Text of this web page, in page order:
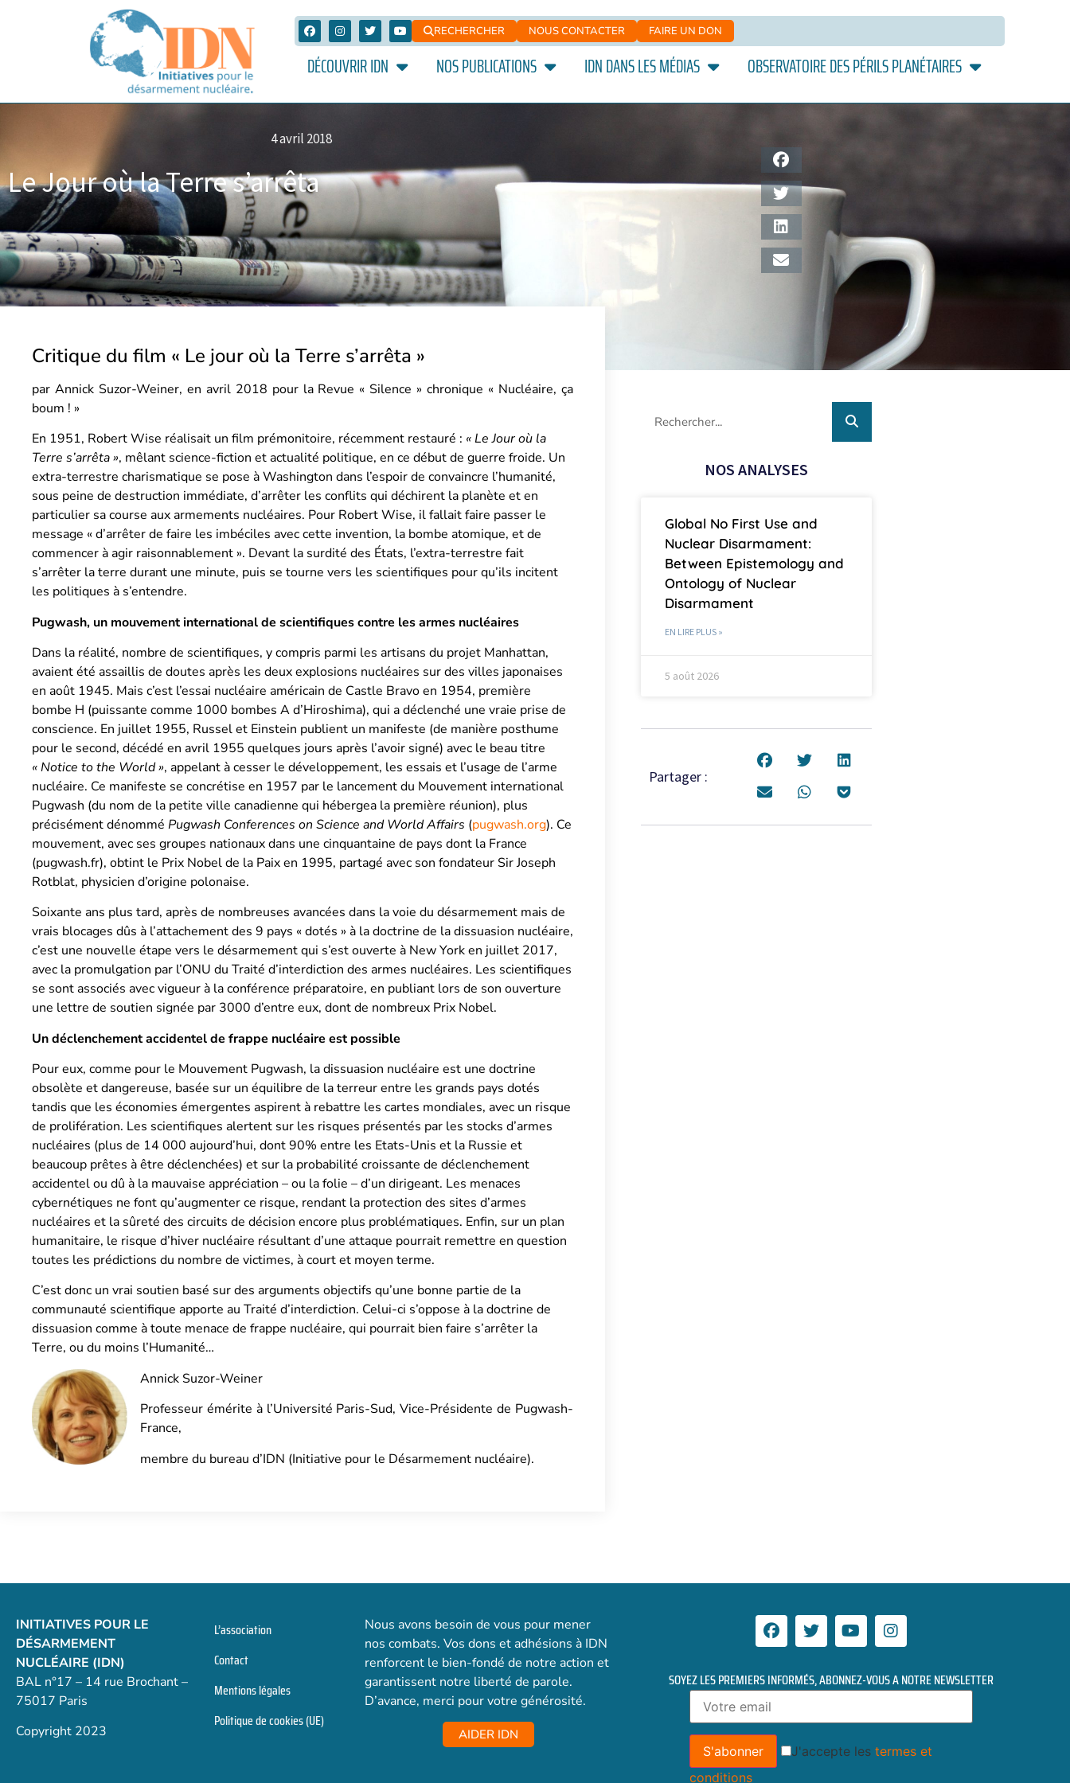
RECHERCHER NOUS CONTACTER FAIRE UN DON
DÉCOUVRIR IDN NOS PUBLICATIONS IDN DANS LES MÉDIAS OBSERVATOIRE DES PÉRILS PLANÉTAIRES
4 avril 2018
Le Jour où la Terre s’arrêta
Critique du film « Le jour où la Terre s’arrêta »
par Annick Suzor-Weiner, en avril 2018 pour la Revue « Silence » chronique « Nucléaire, ça
boum ! »
En 1951, Robert Wise réalisait un film prémonitoire, récemment restauré : « Le Jour où la
Terre s’arrêta », mêlant science-fiction et actualité politique, en ce début de guerre froide. Un
extra-terrestre charismatique se pose à Washington dans l’espoir de convaincre l’humanité,
sous peine de destruction immédiate, d’arrêter les conflits qui déchirent la planète et en
particulier sa course aux armements nucléaires. Pour Robert Wise, il fallait faire passer le
message « d’arrêter de faire les imbéciles avec cette invention, la bombe atomique, et de
commencer à agir raisonnablement ». Devant la surdité des États, l’extra-terrestre fait
s’arrêter la terre durant une minute, puis se tourne vers les scientifiques pour qu’ils incitent
les politiques à s’entendre.
Pugwash, un mouvement international de scientifiques contre les armes nucléaires
Dans la réalité, nombre de scientifiques, y compris parmi les artisans du projet Manhattan,
avaient été assaillis de doutes après les deux explosions nucléaires sur des villes japonaises
en août 1945. Mais c’est l’essai nucléaire américain de Castle Bravo en 1954, première
bombe H (puissante comme 1000 bombes A d’Hiroshima), qui a déclenché une vraie prise de
conscience. En juillet 1955, Russel et Einstein publient un manifeste (de manière posthume
pour le second, décédé en avril 1955 quelques jours après l’avoir signé) avec le beau titre
« Notice to the World », appelant à cesser le développement, les essais et l’usage de l’arme
nucléaire. Ce manifeste se concrétise en 1957 par le lancement du Mouvement international
Pugwash (du nom de la petite ville canadienne qui hébergea la première réunion), plus
précisément dénommé Pugwash Conferences on Science and World Affairs (pugwash.org). Ce
mouvement, avec ses groupes nationaux dans une cinquantaine de pays dont la France
(pugwash.fr), obtint le Prix Nobel de la Paix en 1995, partagé avec son fondateur Sir Joseph
Rotblat, physicien d’origine polonaise.
Soixante ans plus tard, après de nombreuses avancées dans la voie du désarmement mais de
vrais blocages dûs à l’attachement des 9 pays « dotés » à la doctrine de la dissuasion nucléaire,
c’est une nouvelle étape vers le désarmement qui s’est ouverte à New York en juillet 2017,
avec la promulgation par l’ONU du Traité d’interdiction des armes nucléaires. Les scientifiques
se sont associés avec vigueur à la conférence préparatoire, en publiant lors de son ouverture
une lettre de soutien signée par 3000 d’entre eux, dont de nombreux Prix Nobel.
Un déclenchement accidentel de frappe nucléaire est possible
Pour eux, comme pour le Mouvement Pugwash, la dissuasion nucléaire est une doctrine
obsolète et dangereuse, basée sur un équilibre de la terreur entre les grands pays dotés
tandis que les économies émergentes aspirent à rebattre les cartes mondiales, avec un risque
de prolifération. Les scientifiques alertent sur les risques présentés par les stocks d’armes
nucléaires (plus de 14 000 aujourd’hui, dont 90% entre les Etats-Unis et la Russie et
beaucoup prêtes à être déclenchées) et sur la probabilité croissante de déclenchement
accidentel ou dû à la mauvaise appréciation – ou la folie – d’un dirigeant. Les menaces
cybernétiques ne font qu’augmenter ce risque, rendant la protection des sites d’armes
nucléaires et la sûreté des circuits de décision encore plus problématiques. Enfin, sur un plan
humanitaire, le risque d’hiver nucléaire résultant d’une attaque pourrait remettre en question
toutes les prédictions du nombre de victimes, à court et moyen terme.
C’est donc un vrai soutien basé sur des arguments objectifs qu’une bonne partie de la
communauté scientifique apporte au Traité d’interdiction. Celui-ci s’oppose à la doctrine de
dissuasion comme à toute menace de frappe nucléaire, qui pourrait bien faire s’arrêter la
Terre, ou du moins l’Humanité…
Annick Suzor-Weiner
Professeur émérite à l’Université Paris-Sud, Vice-Présidente de Pugwash-
France,
membre du bureau d’IDN (Initiative pour le Désarmement nucléaire).
NOS ANALYSES
Global No First Use and
Nuclear Disarmament:
Between Epistemology and
Ontology of Nuclear
Disarmament
EN LIRE PLUS »
5 août 2026
Partager :
INITIATIVES POUR LE
DÉSARMEMENT
NUCLÉAIRE (IDN)
BAL n°17 – 14 rue Brochant –
75017 Paris
Copyright 2023
L’association
Contact
Mentions légales
Politique de cookies (UE)
Nous avons besoin de vous pour mener
nos combats. Vos dons et adhésions à IDN
renforcent le bien-fondé de notre action et
garantissent notre liberté de parole.
D’avance, merci pour votre générosité.
AIDER IDN
SOYEZ LES PREMIERS INFORMÉS, ABONNEZ-VOUS A NOTRE NEWSLETTER
J'accepte les termes et
conditions